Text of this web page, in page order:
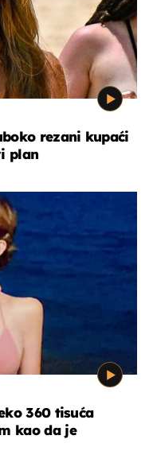
rezani kupaći
plan
360 tisuća
kao da je